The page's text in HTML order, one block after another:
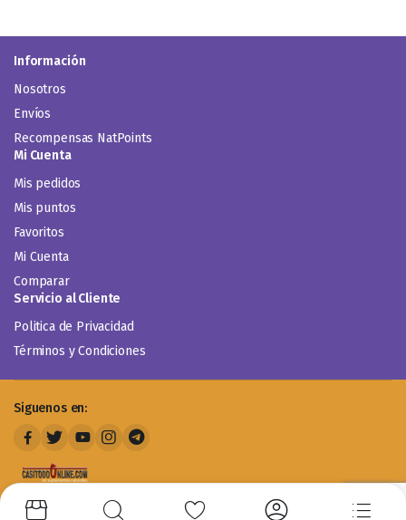
Información
Nosotros
Envíos
Recompensas NatPoints
Mi Cuenta
Mis pedidos
Mis puntos
Favoritos
Mi Cuenta
Comparar
Servicio al Cliente
Politica de Privacidad
Términos y Condiciones
Siguenos en: